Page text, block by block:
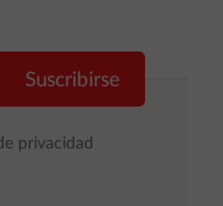
Suscribirse
privacidad